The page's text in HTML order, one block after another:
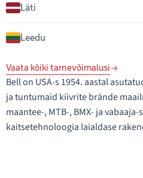
Läti
Leedu
Vaata kõiki tarnevõimalusi
Bell on USA-s 1954. aastal
ja tuntumaid kiivrite brände
maantee-, MTB-, BMX- ja
kaitsetehnoloogia laialdase